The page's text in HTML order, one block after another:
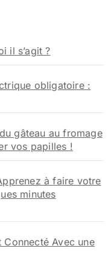
il s’agit ?
obligatoire :
gâteau au fromage
vos papilles !
à faire votre
minutes
Avec une